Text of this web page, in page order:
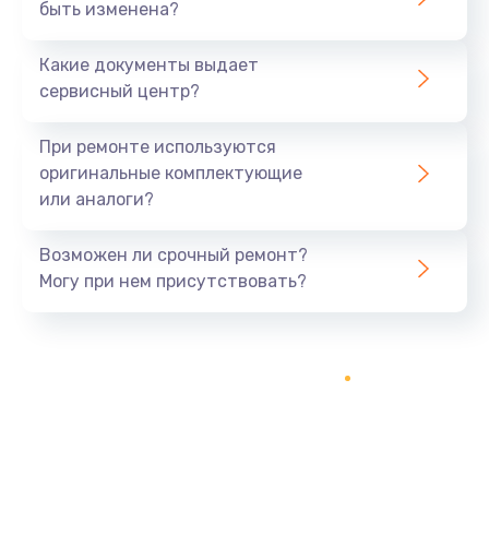
Ремонт платы блока питания
800 руб.
Заказать
4900 руб.
быть изменена?
Какие документы выдает
сервисный центр?
При ремонте используются
оригинальные комплектующие
или аналоги?
Возможен ли срочный ремонт?
Могу при нем присутствовать?